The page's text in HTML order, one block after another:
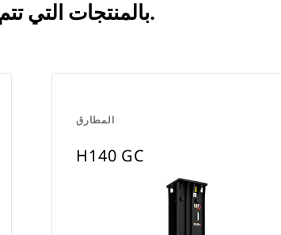
انظر كيف يقارن H120 GC بالمنتجات التي تتم مقارنتها بشكل متكرر.
المطارق
H140 GC